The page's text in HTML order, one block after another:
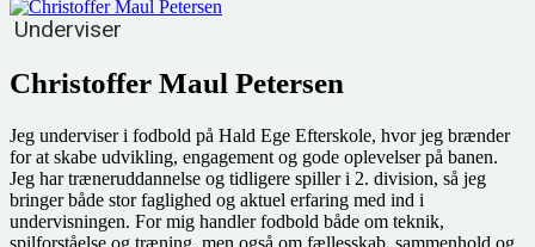
Underviser
Christoffer Maul Petersen
Jeg underviser i fodbold på Hald Ege Efterskole, hvor jeg brænder
for at skabe udvikling, engagement og gode oplevelser på banen.
Jeg har træneruddannelse og tidligere spiller i 2. division, så jeg
bringer både stor faglighed og aktuel erfaring med ind i
undervisningen. For mig handler fodbold både om teknik,
spilforståelse og træning, men også om fællesskab, sammenhold og